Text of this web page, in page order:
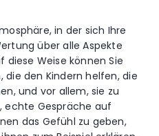
in der sich Ihre
über alle Aspekte
diese Weise können Sie
den Kindern helfen, die
und vor allem, sie zu
echte Gespräche auf
das Gefühl zu geben,